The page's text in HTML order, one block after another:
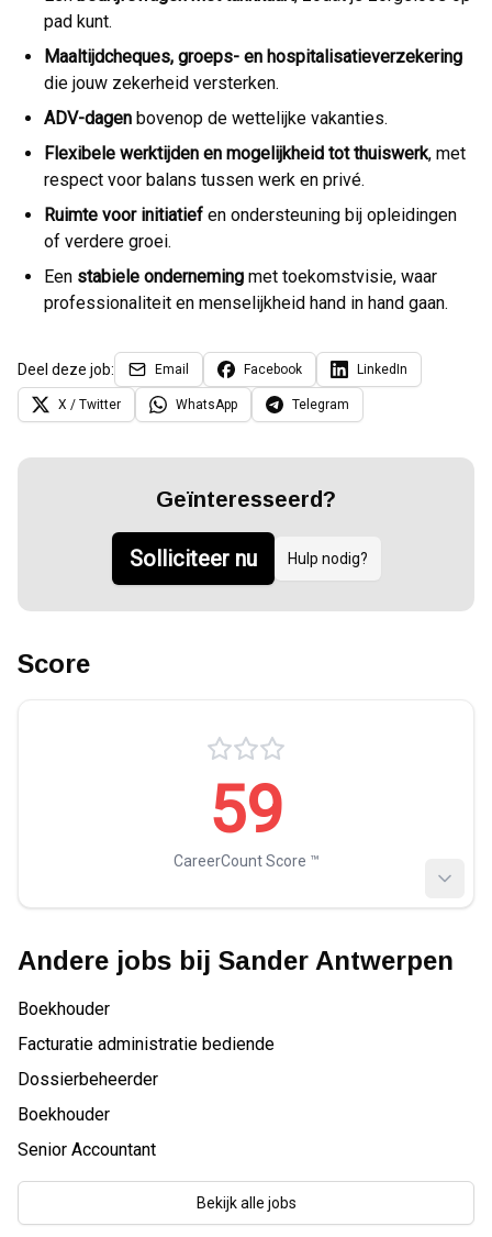
pad kunt.
Maaltijdcheques, groeps- en hospitalisatieverzekering
die jouw zekerheid versterken.
ADV-dagen bovenop de wettelijke vakanties.
Flexibele werktijden en mogelijkheid tot thuiswerk, met
respect voor balans tussen werk en privé.
Ruimte voor initiatief en ondersteuning bij opleidingen
of verdere groei.
Een stabiele onderneming met toekomstvisie, waar
professionaliteit en menselijkheid hand in hand gaan.
Deel deze job: Email Facebook LinkedIn
X / Twitter WhatsApp Telegram
Geïnteresseerd?
Solliciteer nu Hulp nodig?
Score
59
CareerCount Score ™️
Andere jobs bij Sander Antwerpen
Boekhouder
Facturatie administratie bediende
Dossierbeheerder
Boekhouder
Senior Accountant
Bekijk alle jobs